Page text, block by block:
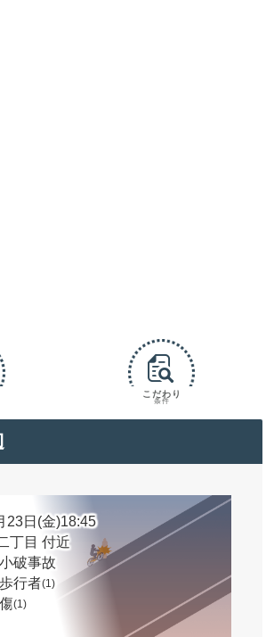
こだわり
条件
23日(金)18:45
丁目 付近
破事故
歩行者(1)
(1)